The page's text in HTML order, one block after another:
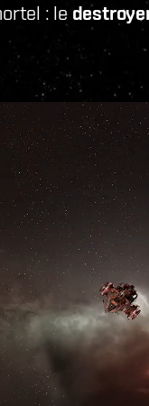
: le